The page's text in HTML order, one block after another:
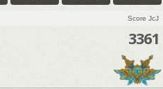
Score JcJ
3361